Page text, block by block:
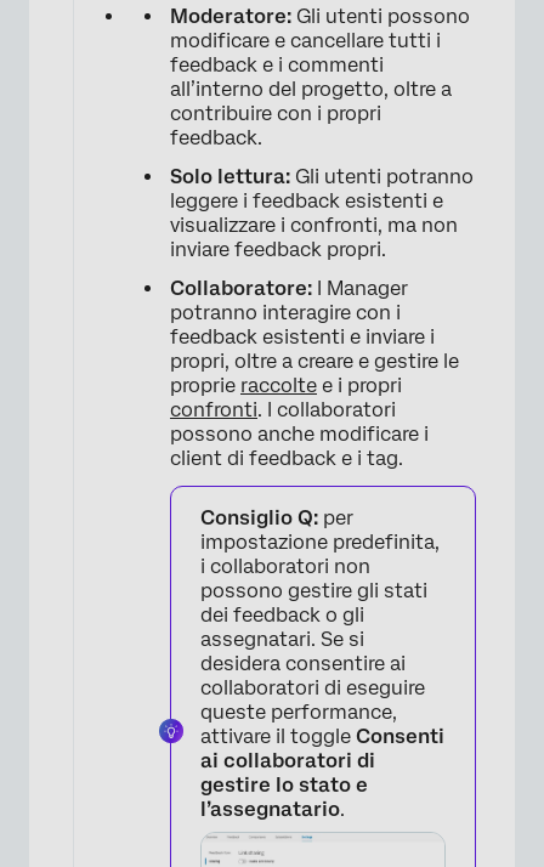
Moderatore: Gli utenti possono
modificare e cancellare tutti i
feedback e i commenti
all’interno del progetto, oltre a
contribuire con i propri
feedback.
Solo lettura: Gli utenti potranno
leggere i feedback esistenti e
visualizzare i confronti, ma non
inviare feedback propri.
Collaboratore: I Manager
potranno interagire con i
feedback esistenti e inviare i
propri, oltre a creare e gestire le
proprie raccolte e i propri
confronti. I collaboratori
possono anche modificare i
client di feedback e i tag.
Consiglio Q: per
impostazione predefinita,
i collaboratori non
possono gestire gli stati
dei feedback o gli
assegnatari. Se si
desidera consentire ai
collaboratori di eseguire
queste performance,
attivare il toggle Consenti
ai collaboratori di
gestire lo stato e
l’assegnatario.